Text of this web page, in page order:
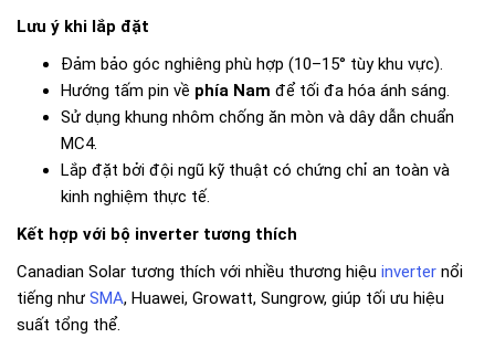
Lưu ý khi lắp đặt
Đảm bảo góc nghiêng phù hợp (10–15° tùy khu vực).
Hướng tấm pin về phía Nam để tối đa hóa ánh sáng.
Sử dụng khung nhôm chống ăn mòn và dây dẫn chuẩn
MC4.
Lắp đặt bởi đội ngũ kỹ thuật có chứng chỉ an toàn và
kinh nghiệm thực tế.
Kết hợp với bộ inverter tương thích
Canadian Solar tương thích với nhiều thương hiệu inverter nổi
tiếng như SMA, Huawei, Growatt, Sungrow, giúp tối ưu hiệu
suất tổng thể.